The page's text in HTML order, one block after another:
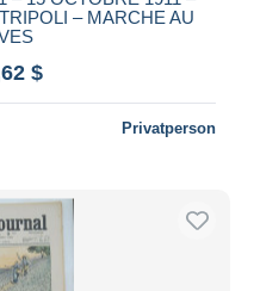
– MARCHE AU
$
Privatperson